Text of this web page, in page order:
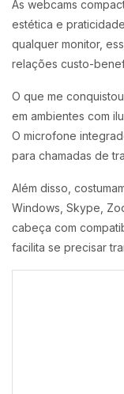
As webcams
estética e
qualquer monitor,
relações custo-
O que me
em ambientes com
O microfone
para chamadas de
Além disso,
Windows, Skype,
cabeça com
facilita se precisar